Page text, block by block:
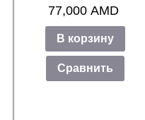
77,000 AMD
В корзину
Сравнить